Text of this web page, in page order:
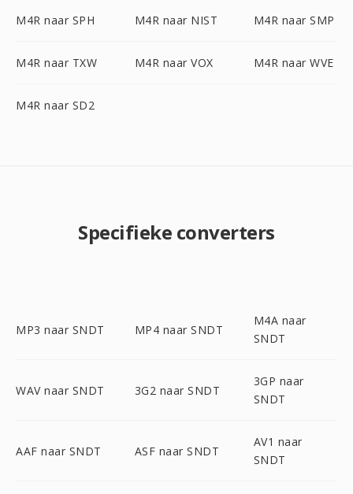
M4R naar SPH M4R naar NIST M4R naar SMP
M4R naar TXW M4R naar VOX M4R naar WVE
M4R naar SD2
Specifieke converters
MP3 naar SNDT MP4 naar SNDT
M4A naar
SNDT
WAV naar SNDT 3G2 naar SNDT
3GP naar
SNDT
AAF naar SNDT ASF naar SNDT
AV1 naar
SNDT